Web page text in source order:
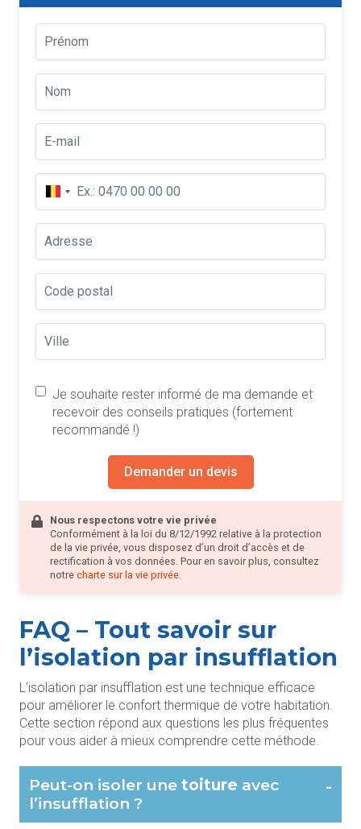
Je souhaite rester informé de ma demande et
recevoir des conseils pratiques (fortement
recommandé !)
Demander un devis
Nous respectons votre vie privée
Conformément à la loi du 8/12/1992 relative à la protection
de la vie privée, vous disposez d’un droit d’accès et de
rectification à vos données. Pour en savoir plus, consultez
notre charte sur la vie privée
FAQ – Tout savoir sur
l’isolation par insufflation
L’isolation par insufflation est une technique efficace
pour améliorer le confort thermique de votre habitation.
Cette section répond aux questions les plus fréquentes
pour vous aider à mieux comprendre cette méthode.
Peut-on isoler une toiture avec
l’insufflation ?
-